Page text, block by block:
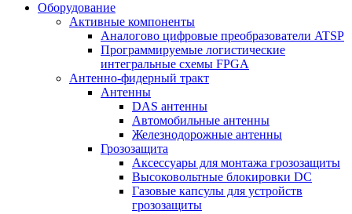
Оборудование
Активные компоненты
Аналогово цифровые преобразователи ATSP
Программируемые логистические
интегральные схемы FPGA
Антенно-фидерный тракт
Антенны
DAS антенны
Автомобильные антенны
Железнодорожные антенны
Грозозащита
Аксессуары для монтажа грозозащиты
Высоковольтные блокировки DC
Газовые капсулы для устройств
грозозащиты